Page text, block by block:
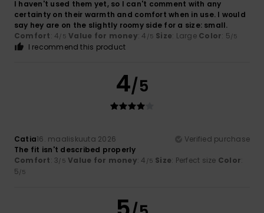
I haven't used them yet, so I can't comment with any
certainty on their warmth and comfort when in use. I would
say hey are on the slightly roomy side for a size: small.
Comfort: 4/5 Value for money: 4 /5 Size: Large Color: 5/5
I recommend this product
4/5
Catia16. maaliskuuta 2026
Verified purchase
The fit isn't described properly
Comfort: 3/5 Value for money: 4 /5 Size: Perfect size Color:
5/5